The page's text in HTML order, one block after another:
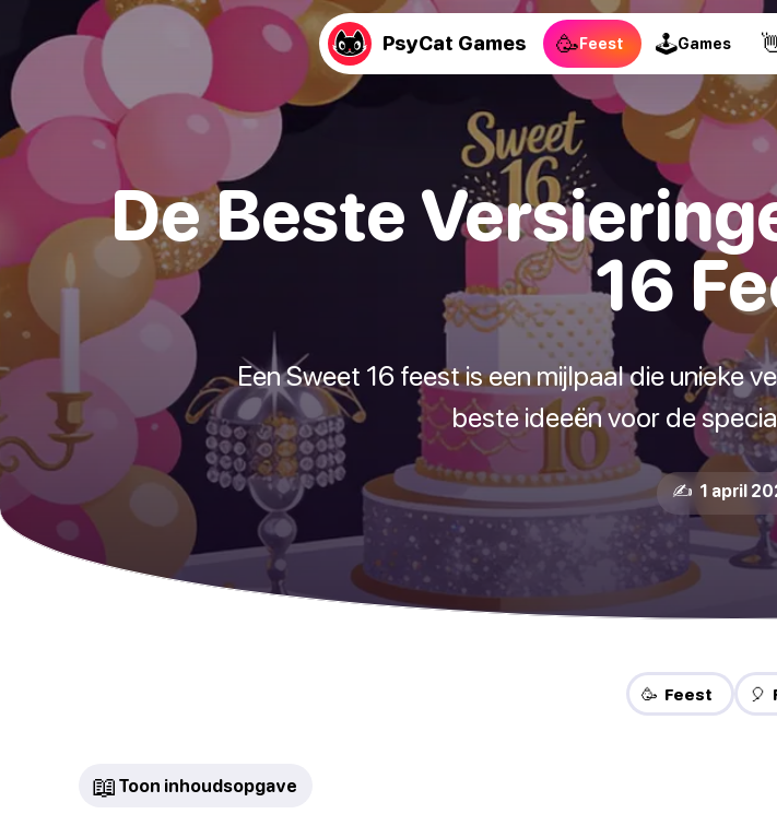
PsyCat Games 🥳Feest 🕹Games
De Beste
16
Een Sweet 16 feest is een mijlpaal die unieke
beste ideeën voor de
✍️ 1 april
🥳 Feest 🎈
📖 Toon inhoudsopgave